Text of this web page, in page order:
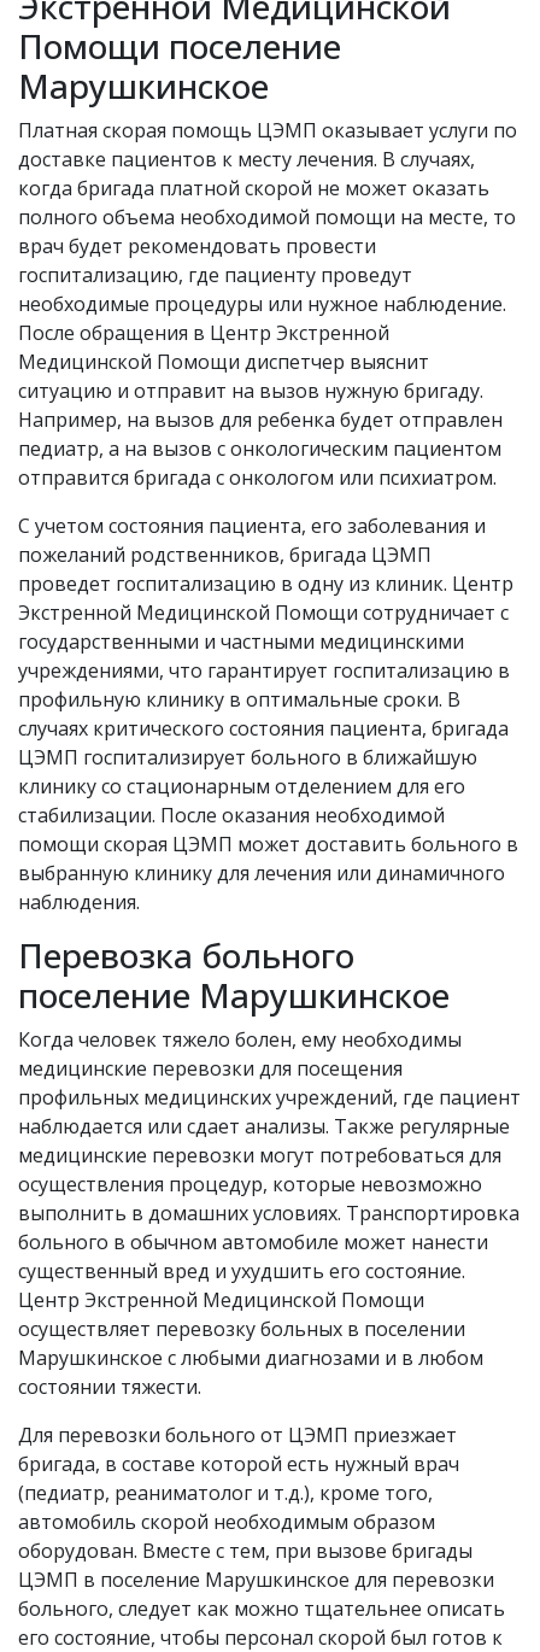
Помощи поселение
Марушкинское
Платная скорая помощь ЦЭМП оказывает услуги по
доставке пациентов к месту лечения. В случаях,
когда бригада платной скорой не может оказать
полного объема необходимой помощи на месте, то
врач будет рекомендовать провести
госпитализацию, где пациенту проведут
необходимые процедуры или нужное наблюдение.
После обращения в Центр Экстренной
Медицинской Помощи диспетчер выяснит
ситуацию и отправит на вызов нужную бригаду.
Например, на вызов для ребенка будет отправлен
педиатр, а на вызов с онкологическим пациентом
отправится бригада с онкологом или психиатром.
С учетом состояния пациента, его заболевания и
пожеланий родственников, бригада ЦЭМП
проведет госпитализацию в одну из клиник. Центр
Экстренной Медицинской Помощи сотрудничает с
государственными и частными медицинскими
учреждениями, что гарантирует госпитализацию в
профильную клинику в оптимальные сроки. В
случаях критического состояния пациента, бригада
ЦЭМП госпитализирует больного в ближайшую
клинику со стационарным отделением для его
стабилизации. После оказания необходимой
помощи скорая ЦЭМП может доставить больного в
выбранную клинику для лечения или динамичного
наблюдения.
Перевозка больного
поселение Марушкинское
Когда человек тяжело болен, ему необходимы
медицинские перевозки для посещения
профильных медицинских учреждений, где пациент
наблюдается или сдает анализы. Также регулярные
медицинские перевозки могут потребоваться для
осуществления процедур, которые невозможно
выполнить в домашних условиях. Транспортировка
больного в обычном автомобиле может нанести
существенный вред и ухудшить его состояние.
Центр Экстренной Медицинской Помощи
осуществляет перевозку больных в поселении
Марушкинское с любыми диагнозами и в любом
состоянии тяжести.
Для перевозки больного от ЦЭМП приезжает
бригада, в составе которой есть нужный врач
(педиатр, реаниматолог и т.д.), кроме того,
автомобиль скорой необходимым образом
оборудован. Вместе с тем, при вызове бригады
ЦЭМП в поселение Марушкинское для перевозки
больного, следует как можно тщательнее описать
его состояние, чтобы персонал скорой был готов к